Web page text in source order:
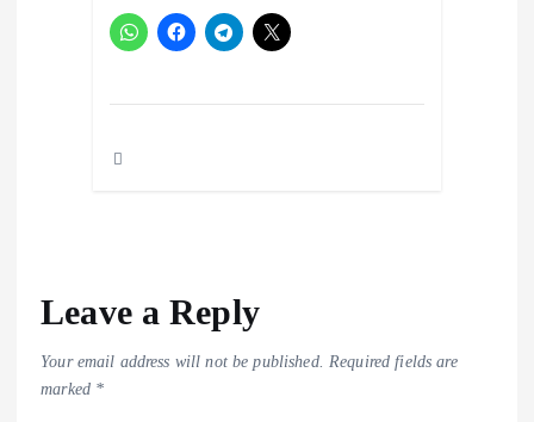
Leave a Reply
Your email address will not be published. Required fields are
marked *